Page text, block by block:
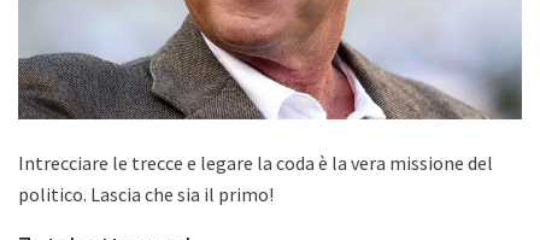
Intrecciare le trecce e legare la coda è la vera missione del
politico. Lascia che sia il primo!